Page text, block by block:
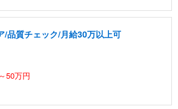
/品質チェック/月給30万以上可
50万円